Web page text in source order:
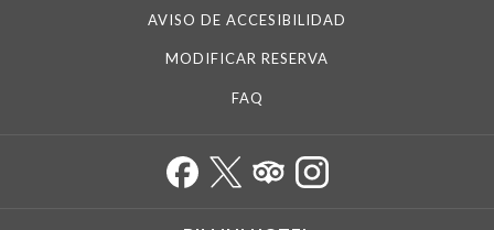
AVISO DE ACCESIBILIDAD
MODIFICAR RESERVA
FAQ